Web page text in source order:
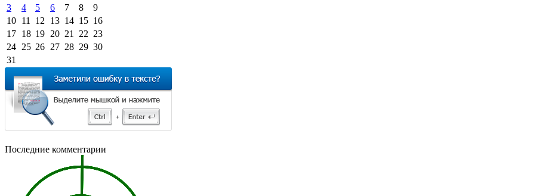
3
4 5 6 7 8
9
10 11 12 13 14 15 16
17 18 19 20 21 22 23
24 25 26 27 28 29 30
31
Последние комментарии